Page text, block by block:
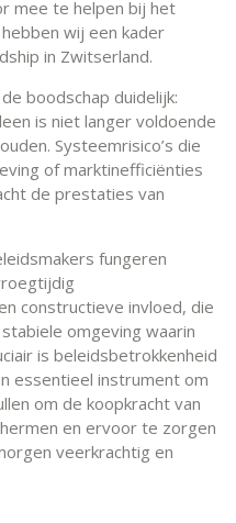
mee te helpen bij het
wij een kader
in Zwitserland.
boodschap duidelijk:
is niet langer voldoende
Systeemrisico’s die
of marktinefficiënties
de prestaties van
fungeren
constructieve invloed, die
omgeving waarin
is beleidsbetrokkenheid
essentieel instrument om
om de koopkracht van
en ervoor te zorgen
veerkrachtig en